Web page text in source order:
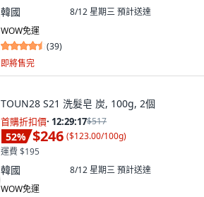
韓國 8/12 星期三預計送達
WOW免運
(39)
即將售完
TOUN28 S21 洗髮皂 炭, 100g, 2個
首購折扣價· 12:29:15$517
52% $246 ($123.00/100g)
運費 $195
韓國 8/12 星期三預計送達
WOW免運